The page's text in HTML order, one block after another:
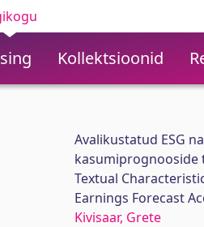
Kollektsioonid
Avalikustatud ESG
kasumiprognooside
Textual
Earnings Forecast
Kivisaar, Grete